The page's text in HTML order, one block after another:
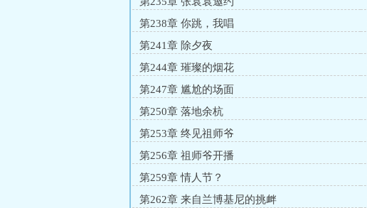
第238章 你跳，我唱
第241章 除夕夜
第244章 璀璨的烟花
第247章 尴尬的场面
第250章 落地余杭
第253章 终见祖师爷
第256章 祖师爷开播
第259章 情人节？
第262章 来自兰博基尼的挑衅